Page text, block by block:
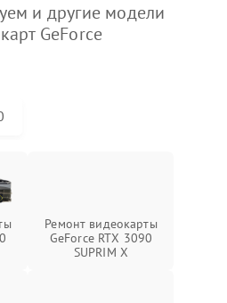
и другие модели
GeForce
Ремонт видеокарты
GeForce RTX 3090
SUPRIM X